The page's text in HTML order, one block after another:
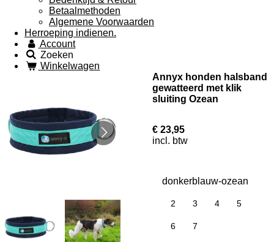
Betaalmethoden
Algemene Voorwaarden
Herroeping indienen.
Account
Zoeken
Winkelwagen
Annyx honden halsband
gewatteerd met klik
sluiting Ozean
€ 23,95
incl. btw
donkerblauw-ozean
2 3 4 5
6 7